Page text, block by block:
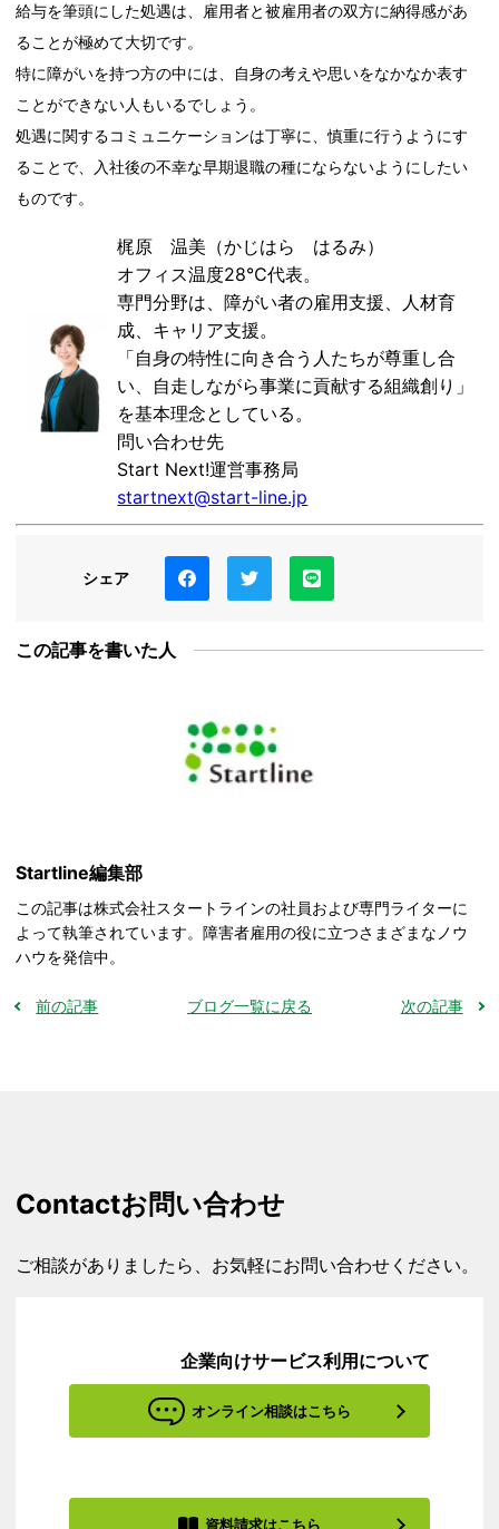
給与を筆頭にした処遇は、雇用者と被雇用者の双方に納得感があ
ることが極めて大切です。
特に障がいを持つ方の中には、自身の考えや思いをなかなか表す
ことができない人もいるでしょう。
処遇に関するコミュニケーションは丁寧に、慎重に行うようにす
ることで、入社後の不幸な早期退職の種にならないようにしたい
ものです。
梶原 温美（かじはら はるみ）
オフィス温度28℃代表。
専門分野は、障がい者の雇用支援、人材育
成、キャリア支援。
「自身の特性に向き合う人たちが尊重し合
い、自走しながら事業に貢献する組織創り」
を基本理念としている。
問い合わせ先
Start Next!運営事務局
startnext@start-line.jp
シェア
この記事を書いた人
Startline編集部
この記事は株式会社スタートラインの社員および専門ライターに
よって執筆されています。障害者雇用の役に立つさまざまなノウ
ハウを発信中。
前の記事 ブログ一覧に戻る 次の記事
Contactお問い合わせ
ご相談がありましたら、お気軽にお問い合わせください。
企業向けサービス利用について
オンライン相談はこちら
資料請求はこちら